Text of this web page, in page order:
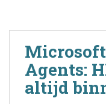
Agents:
altijd